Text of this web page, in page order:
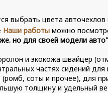
выбрать цвета
Наши работы можно
но для своей модели авто"
и экокожа швайцер
частях сидений
соты и прочее), для
толщину и удельный